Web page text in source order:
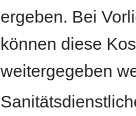
ergeben. Bei
können diese
weitergegeben